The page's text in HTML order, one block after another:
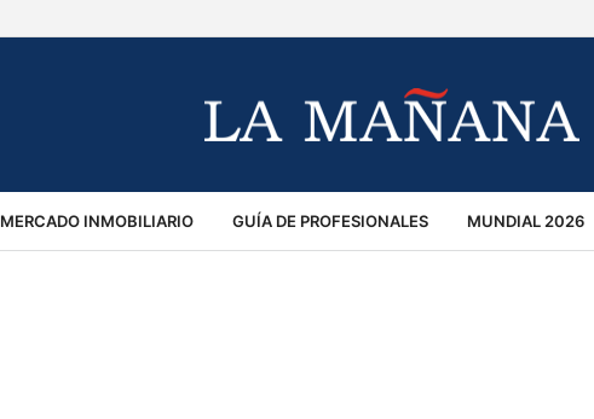
MERCADO INMOBILIARIO GUÍA DE PROFESIONALES MUNDIAL 2026